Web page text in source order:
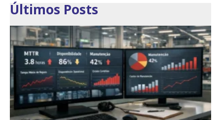
Últimos Posts